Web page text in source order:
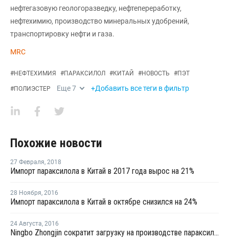
нефтегазовую геологоразведку, нефтепереработку,
нефтехимию, производство минеральных удобрений,
транспортировку нефти и газа.
MRC
#НЕФТЕХИМИЯ #ПАРАКСИЛОЛ #КИТАЙ #НОВОСТЬ #ПЭТ
#ПОЛИЭСТЕР Еще7 +Добавить все теги в фильтр
Похожие новости
27 Февраля, 2018
Импорт параксилола в Китай в 2017 года вырос на 21%
28 Ноября, 2016
Импорт параксилола в Китай в октябре снизился на 24%
24 Августа, 2016
Ningbo Zhongjin сократит загрузку на производстве параксилола в Китае